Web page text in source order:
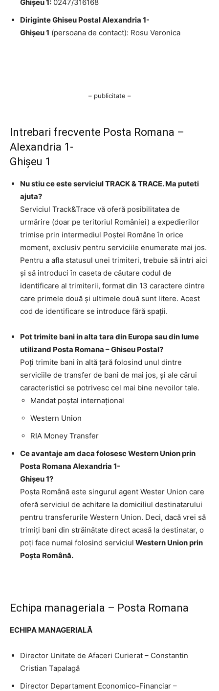
Ghişeu 1: 0247/316168
Diriginte Ghiseu Postal Alexandria 1-
Ghişeu 1 (persoana de contact): Rosu Veronica
– publicitate –
Intrebari frecvente Posta Romana –
Alexandria 1-
Ghişeu 1
Nu stiu ce este serviciul TRACK & TRACE. Ma puteti
ajuta?
Serviciul Track&Trace vă oferă posibilitatea de
urmărire (doar pe teritoriul României) a expedierilor
trimise prin intermediul Poştei Române în orice
moment, exclusiv pentru serviciile enumerate mai jos.
Pentru a afla statusul unei trimiteri, trebuie să intri aici
şi să introduci în caseta de căutare codul de
identificare al trimiterii, format din 13 caractere dintre
care primele două şi ultimele două sunt litere. Acest
cod de identificare se introduce fără spaţii.
Pot trimite bani in alta tara din Europa sau din lume
utilizand Posta Romana – Ghiseu Postal?
Poţi trimite bani în altă ţară folosind unul dintre
serviciile de transfer de bani de mai jos, şi ale cărui
caracteristici se potrivesc cel mai bine nevoilor tale.
Mandat poştal internaţional
Western Union
RIA Money Transfer
Ce avantaje am daca folosesc Western Union prin
Posta Romana Alexandria 1-
Ghişeu 1?
Poşta Română este singurul agent Wester Union care
oferă serviciul de achitare la domiciliul destinatarului
pentru transferurile Western Union. Deci, dacă vrei să
trimiţi bani din străinătate direct acasă la destinatar, o
poţi face numai folosind serviciul Western Union prin
Poşta Română.
Echipa manageriala – Posta Romana
ECHIPA MANAGERIALĂ
Director Unitate de Afaceri Curierat – Constantin
Cristian Tapalagă
Director Departament Economico-Financiar –